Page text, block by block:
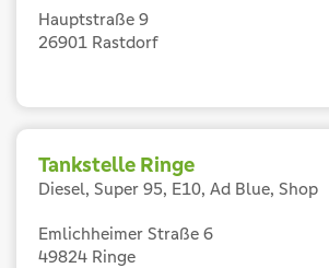
Hauptstraße 9
26901 Rastdorf
Tankstelle Ringe
Diesel, Super 95, E10, Ad Blue, Shop
Emlichheimer Straße 6
49824 Ringe